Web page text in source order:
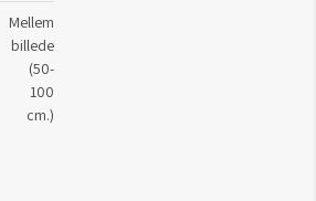
Mellem
billede
(50-
100
cm.)